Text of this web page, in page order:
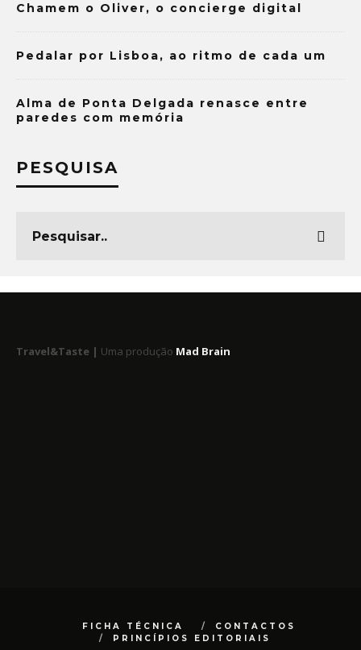
Chamem o Oliver, o concierge digital
Pedalar por Lisboa, ao ritmo de cada um
Alma de Ponta Delgada renasce entre
paredes com memória
PESQUISA
Travel&Taste | Uma produção Mad Brain
FICHA TÉCNICA
CONTACTOS
PRINCÍPIOS EDITORIAIS